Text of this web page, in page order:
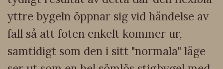
yttre bygeln öppnar sig vid händelse av
fall så att foten enkelt kommer ur,
samtidigt som den i sitt "normala" läge